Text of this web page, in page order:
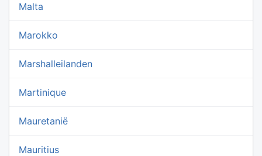
Malta
Marokko
Marshalleilanden
Martinique
Mauretanië
Mauritius